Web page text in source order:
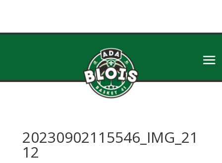
20230902115546_IMG_21
12